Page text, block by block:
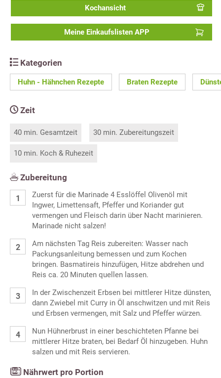
Kochansicht
Meine Einkaufslisten APP
Kategorien
Huhn - Hähnchen Rezepte Braten Rezepte
Zeit
40 min. Gesamtzeit 30 min. Zubereitungszeit
10 min. Koch & Ruhezeit
Zubereitung
Zuerst für die Marinade 4 Esslöffel Olivenöl mit
Ingwer, Limettensaft, Pfeffer und Koriander gut
vermengen und Fleisch darin über Nacht marinieren.
Marinade nicht salzen!
Am nächsten Tag Reis zubereiten: Wasser nach
Packungsanleitung bemessen und zum Kochen
bringen. Basmatireis hinzufügen, Hitze abdrehen und
Reis ca. 20 Minuten quellen lassen.
In der Zwischenzeit Erbsen bei mittlerer Hitze dünsten,
dann Zwiebel mit Curry in Öl anschwitzen und mit Reis
und Erbsen vermengen, mit Salz und Pfeffer würzen.
Nun Hühnerbrust in einer beschichteten Pfanne bei
mittlerer Hitze braten, bei Bedarf Öl hinzugeben. Huhn
salzen und mit Reis servieren.
Nährwert pro Portion